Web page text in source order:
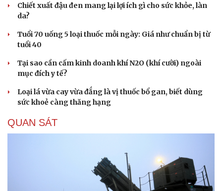
Chiết xuất đậu đen mang lại lợi ích gì cho sức khỏe, làn
da?
Tuổi 70 uống 5 loại thuốc mỗi ngày: Giá như chuẩn bị từ
tuổi 40
Tại sao cần cấm kinh doanh khí N2O (khí cười) ngoài
mục đích y tế?
Loại lá vừa cay vừa đắng là vị thuốc bổ gan, biết dùng
sức khoẻ càng thăng hạng
QUAN SÁT